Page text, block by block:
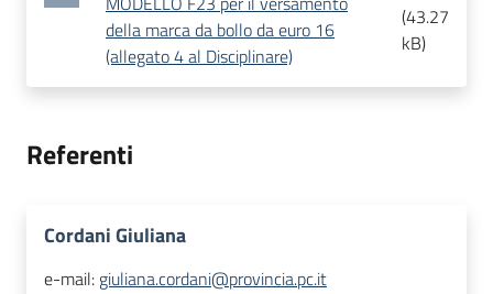
della marca da bollo da euro 16
(allegato 4 al Disciplinare)
(43.27
kB)
Referenti
Cordani Giuliana
e-mail: giuliana.cordani@provincia.pc.it